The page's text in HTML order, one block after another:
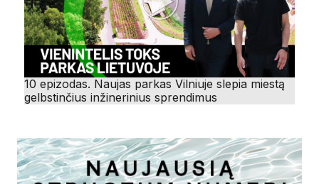
10 epizodas. Naujas parkas Vilniuje slepia miestą
gelbstinčius inžinerinius sprendimus